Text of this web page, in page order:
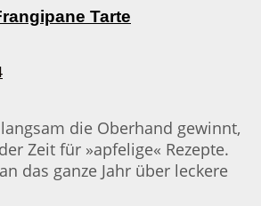
Tarte
die Oberhand gewinnt,
Zeit für »apfelige« Rezepte.
das ganze Jahr über leckere